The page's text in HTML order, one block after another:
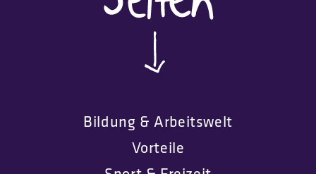
Bildung & Arbeitswelt
Vorteile